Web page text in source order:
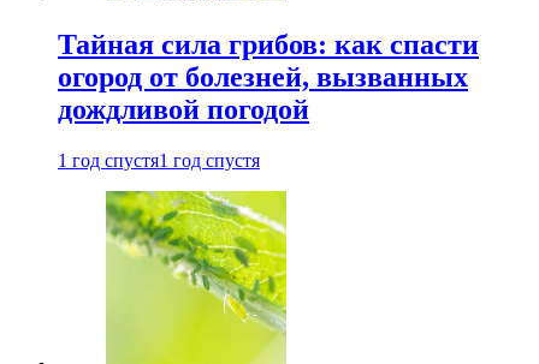
Тайная сила грибов: как спасти
огород от болезней, вызванных
дождливой погодой
1 год спустя1 год спустя